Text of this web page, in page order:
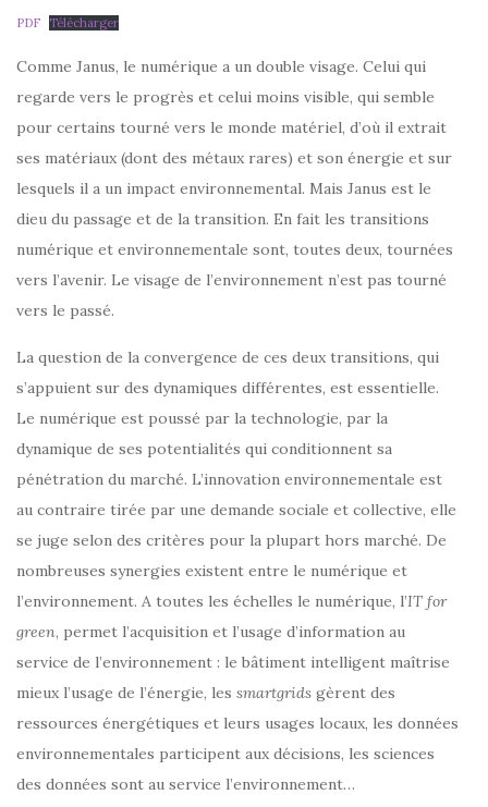
PDF Télécharger
Comme Janus, le numérique a un double visage. Celui qui
regarde vers le progrès et celui moins visible, qui semble
pour certains tourné vers le monde matériel, d’où il extrait
ses matériaux (dont des métaux rares) et son énergie et sur
lesquels il a un impact environnemental. Mais Janus est le
dieu du passage et de la transition. En fait les transitions
numérique et environnementale sont, toutes deux, tournées
vers l’avenir. Le visage de l’environnement n’est pas tourné
vers le passé.
La question de la convergence de ces deux transitions, qui
s’appuient sur des dynamiques différentes, est essentielle.
Le numérique est poussé par la technologie, par la
dynamique de ses potentialités qui conditionnent sa
pénétration du marché. L’innovation environnementale est
au contraire tirée par une demande sociale et collective, elle
se juge selon des critères pour la plupart hors marché. De
nombreuses synergies existent entre le numérique et
l’environnement. A toutes les échelles le numérique, l’IT for
green, permet l’acquisition et l’usage d’information au
service de l’environnement : le bâtiment intelligent maîtrise
mieux l’usage de l’énergie, les smartgrids gèrent des
ressources énergétiques et leurs usages locaux, les données
environnementales participent aux décisions, les sciences
des données sont au service l’environnement…